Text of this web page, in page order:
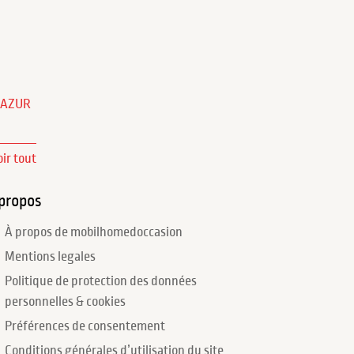
tout
À propos de mobilhomedoccasion
Mentions legales
Politique de protection des données
personnelles & cookies
Préférences de consentement
Conditions générales d’utilisation du site